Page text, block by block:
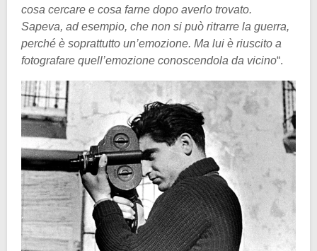
cosa cercare e cosa farne dopo averlo trovato.
Sapeva, ad esempio, che non si può ritrarre la guerra,
perché è soprattutto un’emozione. Ma lui è riuscito a
fotografare quell’emozione conoscendola da vicino“.